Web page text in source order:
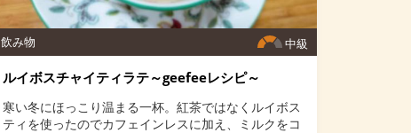
＜作り方＞
１．生姜をすりおろし、レモンは絞っておく。
～300mlを注ぎ、よく混ぜる。
み下さい。
中級
飲み物
ルイボスチャイティラテ～geefeeレシピ～
寒い冬にほっこり温まる一杯。紅茶ではなくルイボス
ティを使ったのでカフェインレスに加え、ミルクをコ